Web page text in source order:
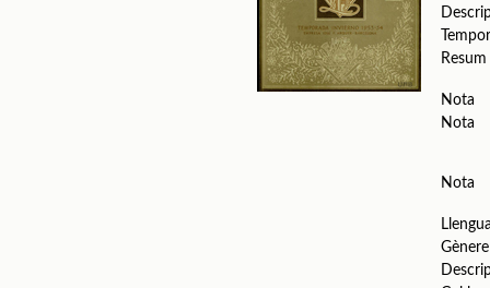
Resum
Nota
Nota
Nota
Gènere